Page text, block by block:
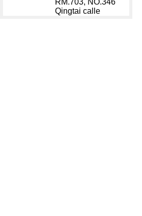
Qingtai calle